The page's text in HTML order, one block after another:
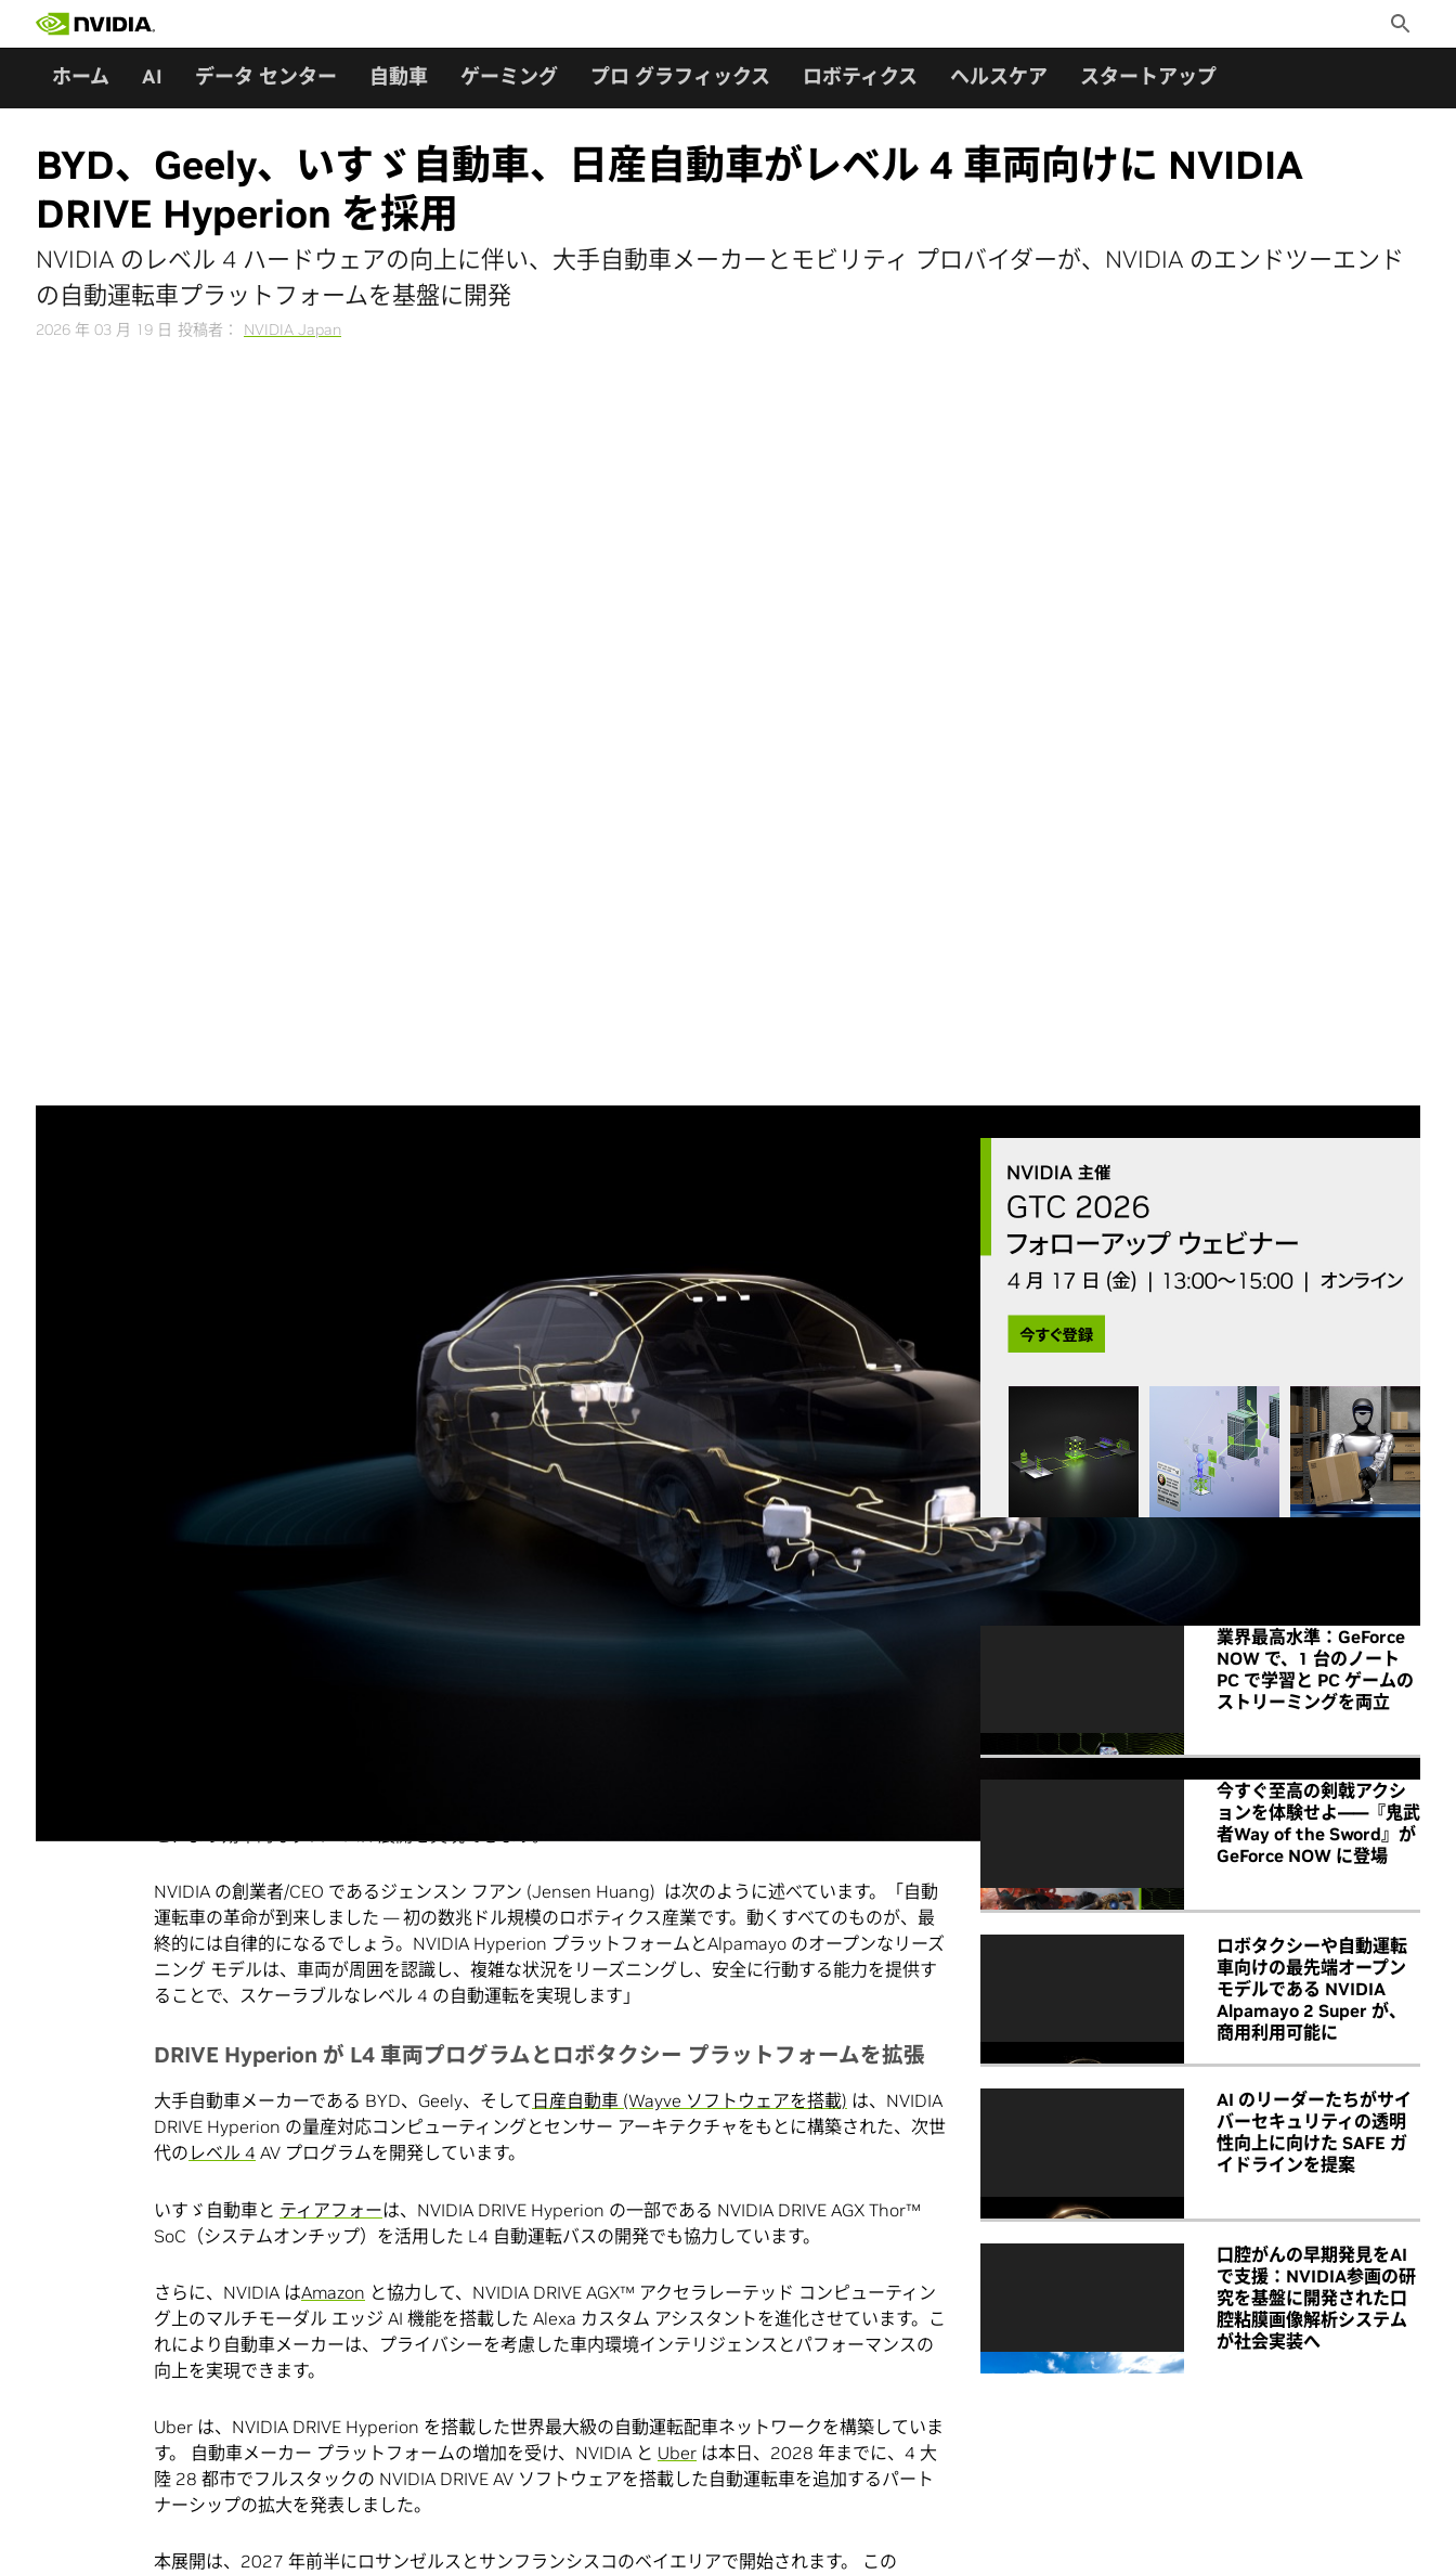
Toggle
Search
ホーム AI データ センター 自動車 ゲーミング プロ グラフィックス ロボティクス ヘルスケア スタートアップ
BYD、Geely、いすゞ自動車、日産自動車がレベル 4 車両向けに NVIDIA
DRIVE Hyperion を採用
NVIDIA のレベル 4 ハードウェアの向上に伴い、大手自動車メーカーとモビリティ プロバイダーが、NVIDIA のエンドツーエンド
の自動運転車プラットフォームを基盤に開発
2026 年 03 月 19 日 投稿者： NVIDIA Japan
BYD、Geely、いすゞ自動車、日産自動車が、NVIDIA DRIVE Hyperion プラットフォーム上で、レ
2027 年前半にロサンゼルスとサンフランシスコを皮切りに、NVIDIA のフルスタックのロボタクシ
ーをUber とともに2028 年までに 28 の市場で展開予定
Bolt、Grab、Lyft、ティアフォー は、NVIDIA DRIVE Hyperion を活用してグローバルなロボタクシ
NVIDIA Halos OS は、AI 搭載車両向けの統合安全アーキテクチャによって、DRIVE Hyperion 上で
L4 自動運転向けの量産対応の安全基盤を提供
NVIDIA Alpamayo 1.5 オープン モデルと NVIDIA Omniverse NuRec テクノロジは、大規模な自動運
転システムのトレーニング、シミュレーション、改良を開発者に支援
【プレス リリース】カリフォルニア州サンノゼ
16日—NVIDIA は本日、安全で
スケーラブルな自動運転車 (AV) 開発に向けた急速な勢いを反映して、グローバルな自動車メーカーで
と、より効率的なグローバル展開を実現できます。
NVIDIA の創業者/CEO であるジェンスン フアン (Jensen Huang) は次のように述べています。「自動
運転車の革命が到来しました ― 初の数兆ドル規模のロボティクス産業です。動くすべてのものが、最
終的には自律的になるでしょう。NVIDIA Hyperion プラットフォームとAlpamayo のオープンなリーズ
ニング モデルは、車両が周囲を認識し、複雑な状況をリーズニングし、安全に行動する能力を提供す
ることで、スケーラブルなレベル 4 の自動運転を実現します」
DRIVE Hyperion が L4 車両プログラムとロボタクシー プラットフォームを拡張
大手自動車メーカーである BYD、Geely、そして 日産自動車 (Wayve ソフトウェアを搭載) は、NVIDIA
DRIVE Hyperion の量産対応コンピューティングとセンサー アーキテクチャをもとに構築された、次世
代の レベル 4 AV プログラムを開発しています。
いすゞ自動車と ティアフォーは、NVIDIA DRIVE Hyperion の一部である NVIDIA DRIVE AGX Thor™
SoC（システムオンチップ）を活用した L4 自動運転バスの開発でも協力しています。
さらに、NVIDIA はAmazon と協力して、NVIDIA DRIVE AGX™ アクセラレーテッド コンピューティン
グ上のマルチモーダル エッジ AI 機能を搭載した Alexa カスタム アシスタントを進化させています。こ
れにより自動車メーカーは、プライバシーを考慮した車内環境インテリジェンスとパフォーマンスの
向上を実現できます。
Uber は、NVIDIA DRIVE Hyperion を搭載した世界最大級の自動運転配車ネットワークを構築していま
す。 自動車メーカー プラットフォームの増加を受け、NVIDIA と Uber は本日、2028 年までに、4 大
陸 28 都市でフルスタックの NVIDIA DRIVE AV ソフトウェアを搭載した自動運転車を追加するパート
ナーシップの拡大を発表しました。
本展開は、2027 年前半にロサンゼルスとサンフランシスコのベイエリアで開始されます。 この
All NVIDIA News
業界最高水準：GeForce
NOW で、1 台のノート
PC で学習と PC ゲームの
ストリーミングを両立
今すぐ至高の剣戟アクシ
ョンを体験せよ――『鬼武
者Way of the Sword』が
GeForce NOW に登場
ロボタクシーや自動運転
車向けの最先端オープン
モデルである NVIDIA
Alpamayo 2 Super が、
商用利用可能に
AI のリーダーたちがサイ
バーセキュリティの透明
性向上に向けた SAFE ガ
イドラインを提案
口腔がんの早期発見をAI
で支援：NVIDIA参画の研
究を基盤に開発された口
腔粘膜画像解析システム
が社会実装へ